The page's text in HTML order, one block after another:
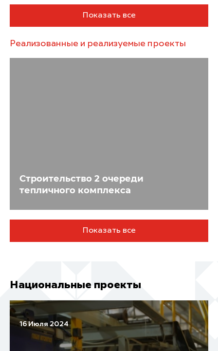
Показать все
Реализованные и реализуемые проекты
Строительство 2 очереди
тепличного комплекса
Показать все
Национальные проекты
16 Июля 2024